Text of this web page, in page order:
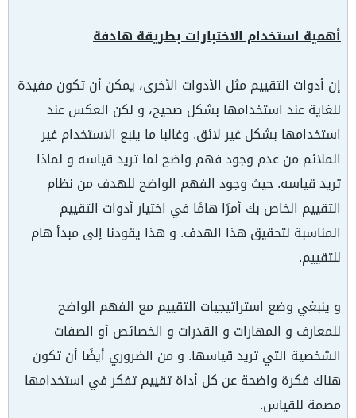
أهمية استخدام الاختبارات بطريقة هادفة
إن أدوات التقييم مثل الأدوات الأخرى، يمكن أن تكون مفيدة
للغاية عند استخدامها بشكل صحيح، و لكن العكس عند
استخدامها بشكل غير لائق. وغالبا ما ينبع الاستخدام غير
الملائم من عدم وجود فهم واضح لما تريد قياسه و لماذا
تريد قياسه. حيث وجود الفهم الواضح للهدف من نظام
التقييم الخاص بك أمرًا هامًا في اختيار أدوات التقييم
المناسبة لتحقيق هذا الهدف. و هذا يقودنا إلى مبدأ هام
للتقييم.
و ينبغي وضع استراتيجيات التقييم مع الفهم الواضح
للمعارف و المهارات و القدرات و الخصائص أو الصفات
الشخصية التي تريد قياسها. و من الضروري أيضًا أن تكون
هناك فكرة واضحة عن كل أداة تقييم تفكر في استخدامها
مصمة للقياس.